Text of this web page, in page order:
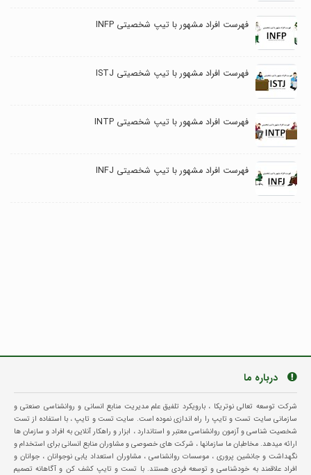
فهرست افراد مشهور با تیپ شخصیتی INFP
فهرست افراد مشهور با تیپ شخصیتی ISTJ
فهرست افراد مشهور با تیپ شخصیتی INTP
فهرست افراد مشهور با تیپ شخصیتی INFJ
درباره ما
شرکت توسعه تعالی نوتریکا ، بارویکرد تلفیق علم مدیریت منابع انسانی و روانشناسی صنعتی و
سازمانی سایت تست و تایپ را راه اندازی نموده است. سایت تست و تایپ ، با استفاده از تست
شخصیت شناسی و آزمون روانشناسی معتبر و استاندارد ، ابزار و راهکار آنلاین به افراد و سازمان ها
ارائه میدهد. مخاطبان ما سازمانها ، شرکت های خصوصی و مشاوران منابع انسانی برای استخدام و
نگهداشت و جانشین پروری ، موسسات روانشناسی ، مشاوران استعداد یابی نوجوانان ، جوانان و
افراد علاقمند به خودشناسی و توسعه فردی هستند. با تست و تایپ کشف کن و آگاهانه تصمیم